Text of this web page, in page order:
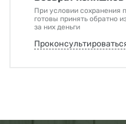
При условии сохранения
готовы принять обратно
за них деньги